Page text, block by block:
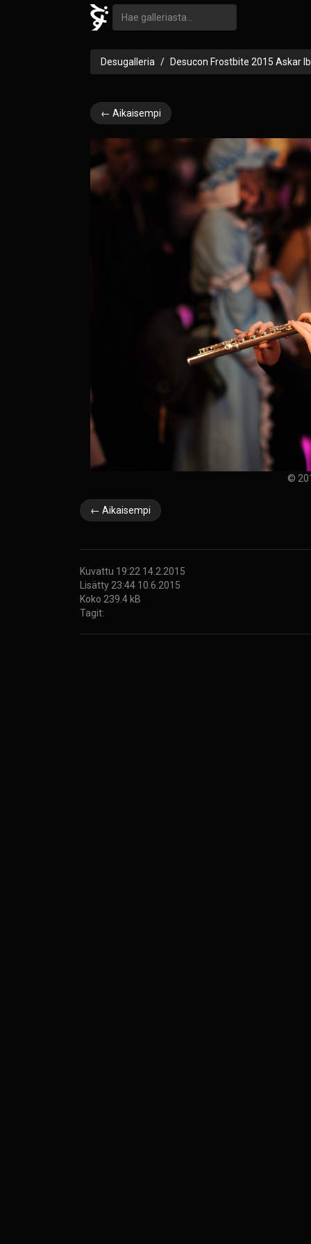
Desugalleria Desucon Frostbite 2015 Askar
← Aikaisempi
©
← Aikaisempi
Kuvattu 19:22 14.2.2015
Lisätty 23:44 10.6.2015
Koko 239.4 kB
Tagit: